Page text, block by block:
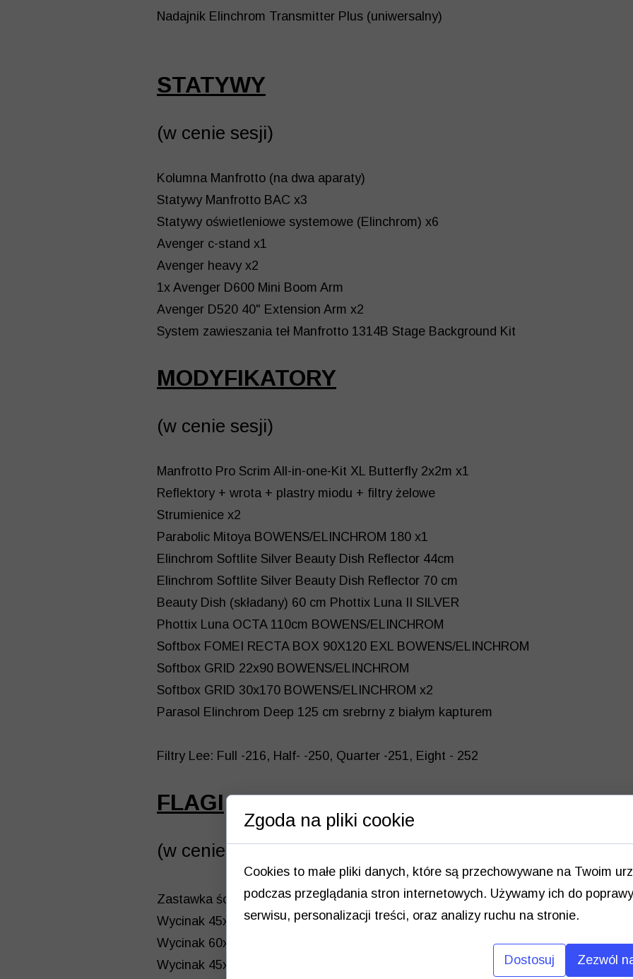
Nadajnik Elinchrom Transmitter Plus (uniwersalny)
STATYWY
(w cenie sesji)
Kolumna Manfrotto (na dwa aparaty)
Statywy Manfrotto BAC x3
Statywy oświetleniowe systemowe (Elinchrom) x6
Avenger c-stand x1
Avenger heavy x2
1x Avenger D600 Mini Boom Arm
Avenger D520 40" Extension Arm x2
System zawieszania teł Manfrotto 1314B Stage Background Kit
MODYFIKATORY
(w cenie sesji)
Manfrotto Pro Scrim All-in-one-Kit XL Butterfly 2x2m x1
Reflektory + wrota + plastry miodu + filtry żelowe
Strumienice x2
Parabolic Mitoya BOWENS/ELINCHROM 180 x1
Elinchrom Softlite Silver Beauty Dish Reflector 44cm
Elinchrom Softlite Silver Beauty Dish Reflector 70 cm
Beauty Dish (składany) 60 cm Phottix Luna II SILVER
Phottix Luna OCTA 110cm BOWENS/ELINCHROM
Softbox FOMEI RECTA BOX 90X120 EXL BOWENS/ELINCHROM
Softbox GRID 22x90 BOWENS/ELINCHROM
Softbox GRID 30x170 BOWENS/ELINCHROM x2
Parasol Elinchrom Deep 125 cm srebrny z białym kapturem
Filtry Lee: Full -216, Half- -250, Quarter -251, Eight - 252
FLAGI
(w cenie sesji)
Zastawka ścianka biała-czarna 2,5 x1,5 m x2
Wycinak 45x90 wzmacniany x2 – 25 zł netto/sztuka
Wycinak 60x90 x1 – 25 zł netto/sztuka
Wycinak 45x100 wzmacniany x1 – 25 zł netto/sztuka
Zgoda na pliki cookie
Cookies to małe pliki danych, które są przechowywane na Twoim
podczas przeglądania stron internetowych. Używamy ich do
serwisu, personalizacji treści, oraz analizy ruchu na stronie.
Dostosuj Zezwól